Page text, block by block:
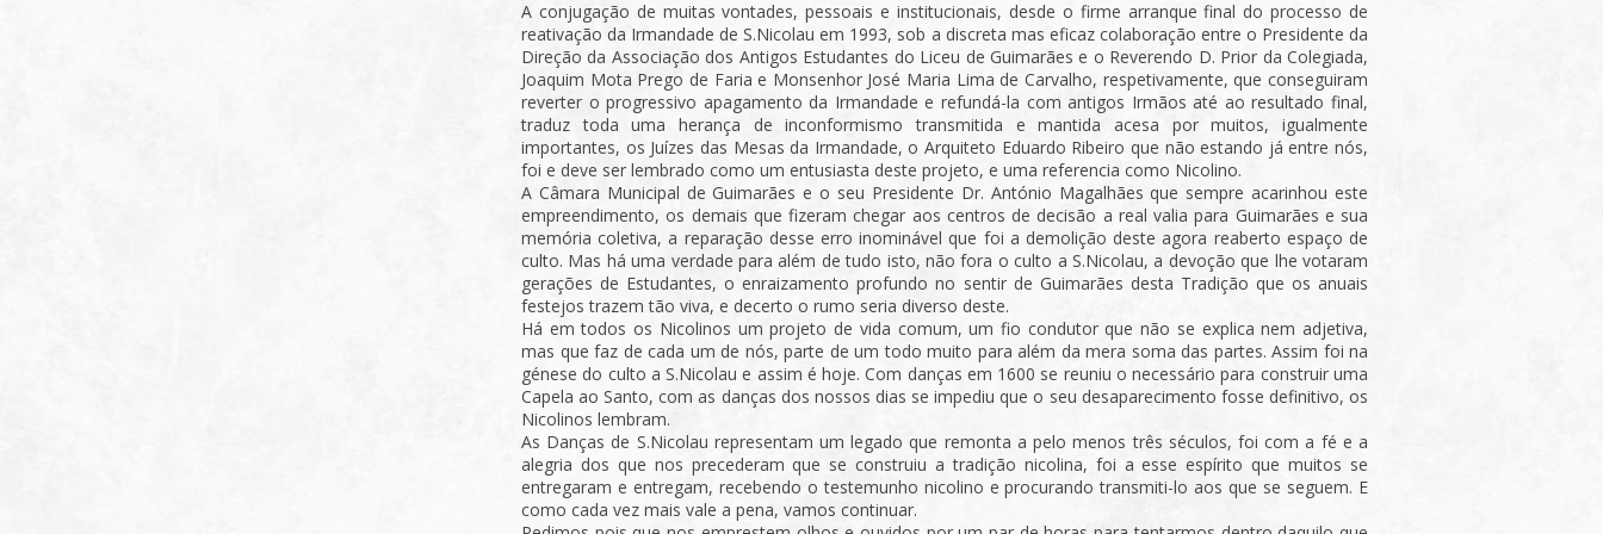
A conjugação de muitas vontades, pessoais e institucionais, desde o firme arranque final do processo de
reativação da Irmandade de S.Nicolau em 1993, sob a discreta mas eficaz colaboração entre o Presidente da
Direção da Associação dos Antigos Estudantes do Liceu de Guimarães e o Reverendo D. Prior da Colegiada,
Joaquim Mota Prego de Faria e Monsenhor José Maria Lima de Carvalho, respetivamente, que conseguiram
reverter o progressivo apagamento da Irmandade e refundá-la com antigos Irmãos até ao resultado final,
traduz toda uma herança de inconformismo transmitida e mantida acesa por muitos, igualmente
importantes, os Juízes das Mesas da Irmandade, o Arquiteto Eduardo Ribeiro que não estando já entre nós,
foi e deve ser lembrado como um entusiasta deste projeto, e uma referencia como Nicolino.
A Câmara Municipal de Guimarães e o seu Presidente Dr. António Magalhães que sempre acarinhou este
empreendimento, os demais que fizeram chegar aos centros de decisão a real valia para Guimarães e sua
memória coletiva, a reparação desse erro inominável que foi a demolição deste agora reaberto espaço de
culto. Mas há uma verdade para além de tudo isto, não fora o culto a S.Nicolau, a devoção que lhe votaram
gerações de Estudantes, o enraizamento profundo no sentir de Guimarães desta Tradição que os anuais
festejos trazem tão viva, e decerto o rumo seria diverso deste.
Há em todos os Nicolinos um projeto de vida comum, um fio condutor que não se explica nem adjetiva,
mas que faz de cada um de nós, parte de um todo muito para além da mera soma das partes. Assim foi na
génese do culto a S.Nicolau e assim é hoje. Com danças em 1600 se reuniu o necessário para construir uma
Capela ao Santo, com as danças dos nossos dias se impediu que o seu desaparecimento fosse definitivo, os
Nicolinos lembram.
As Danças de S.Nicolau representam um legado que remonta a pelo menos três séculos, foi com a fé e a
alegria dos que nos precederam que se construiu a tradição nicolina, foi a esse espírito que muitos se
entregaram e entregam, recebendo o testemunho nicolino e procurando transmiti-lo aos que se seguem. E
como cada vez mais vale a pena, vamos continuar.